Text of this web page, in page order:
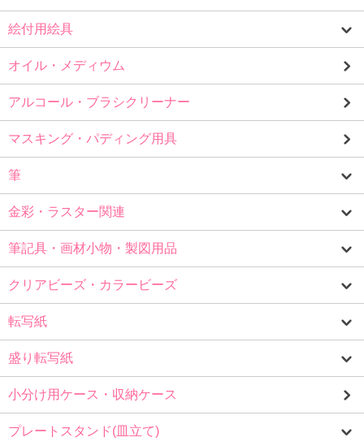
絵付用絵具
オイル・メディウム
アルコール・ブラシクリーナー
マスキング・パディング用具
筆
金彩・ラスター関連
筆記具・画材小物・製図用品
クリアビーズ・カラービーズ
転写紙
盛り転写紙
小分け用ケース・収納ケース
プレートスタンド(皿立て)